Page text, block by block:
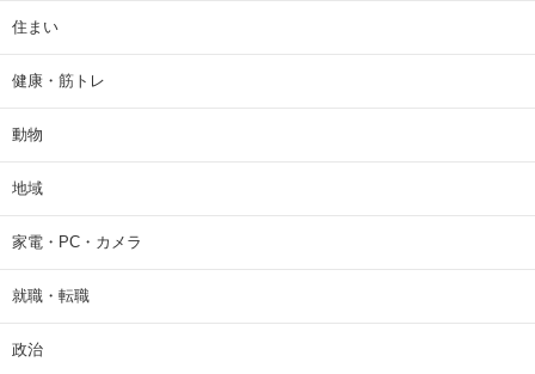
住まい
健康・筋トレ
動物
地域
家電・PC・カメラ
就職・転職
政治